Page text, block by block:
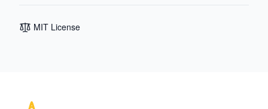
MIT License